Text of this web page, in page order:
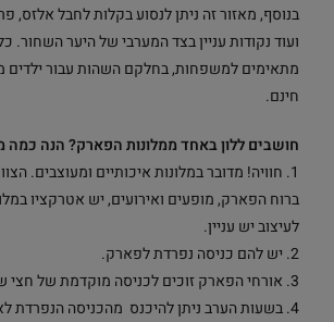
בנוסף, מאזור זה ניתן לנסוע בקלות לחבל אלזס,
ועוד נקודות עניין בצד המערבי של היער השחור.
חינם.
חושבים ללון באחד ממלונות הפארק? הנה כמה
1. חוויה! מדובר במלונות איכותיים ומעוצבים.
ברוח הפארק, מופעים ואירועים, יש אטרקציו
לעיצוב יש עניין.
2. יש להם כניסה נפרדת לפארק.
3. אורחי הפארק זוכים לכניסה מוקדמת של חצי שעה לפני כולם.
4. בשעות הערב ניתן להיכנס מהכניסה הנפרדת